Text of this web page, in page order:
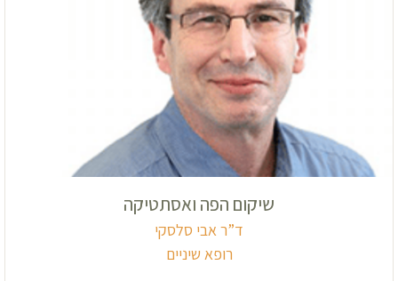
שיקום הפה ואסתטיקה
ד”ר אבי סלסקי
רופא שיניים